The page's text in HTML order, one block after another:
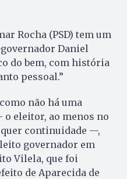
Rocha (PSD) tem um
Daniel
do bem, com história
pessoal.”
não há uma
eleitor, ao menos no
continuidade —,
governador em
Vilela, que foi
de Aparecida de